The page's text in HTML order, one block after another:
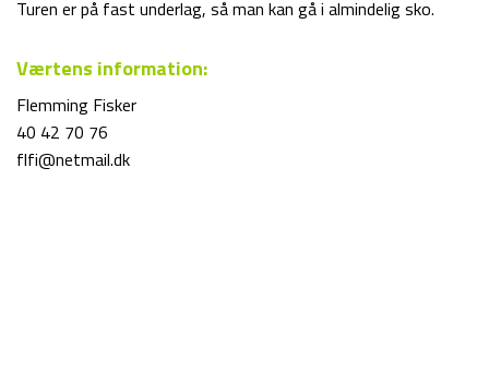
Turen er på fast underlag, så man kan gå i almindelig sko.
Værtens information:
Flemming Fisker
40 42 70 76
flfi@netmail.dk